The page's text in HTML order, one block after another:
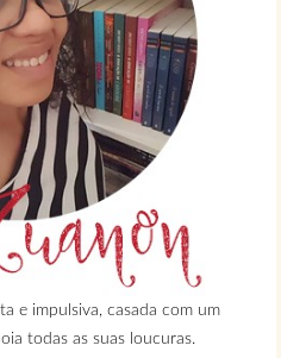
e impulsiva, casada com um
todas as suas loucuras.